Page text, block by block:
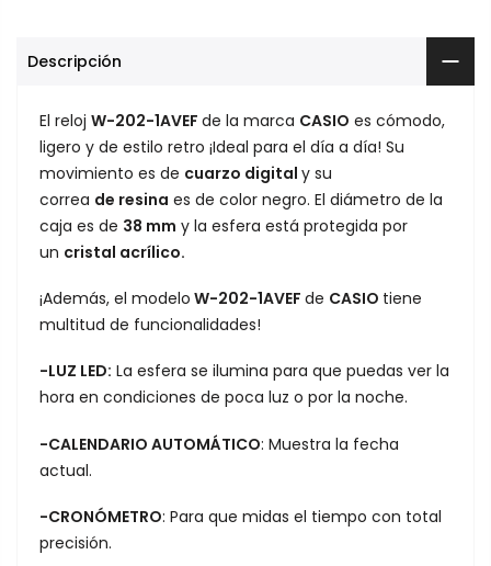
Descripción
El reloj W-202-1AVEF de la marca CASIO es cómodo,
ligero y de estilo retro ¡Ideal para el día a día! Su
movimiento es de cuarzo digital y su
correa de resina es de color negro. El diámetro de la
caja es de 38 mm y la esfera está protegida por
un cristal acrílico.
¡Además, el modelo W-202-1AVEF de CASIO tiene
multitud de funcionalidades!
-LUZ LED: La esfera se ilumina para que puedas ver la
hora en condiciones de poca luz o por la noche.
-CALENDARIO AUTOMÁTICO: Muestra la fecha
actual.
-CRONÓMETRO: Para que midas el tiempo con total
precisión.